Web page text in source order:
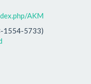
AKM
1554-5733)